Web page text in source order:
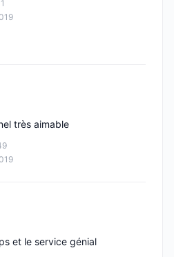
très aimable
et le service génial